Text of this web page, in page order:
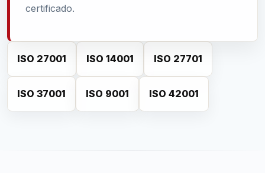
certificado.
ISO 27001 ISO 14001 ISO 27701
ISO 37001 ISO 9001 ISO 42001